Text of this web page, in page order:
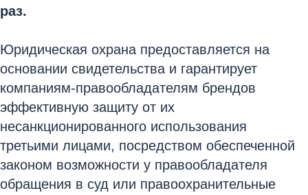
раз.
Юридическая охрана предоставляется на
основании свидетельства и гарантирует
компаниям-правообладателям брендов
эффективную защиту от их
несанкционированного использования
третьими лицами, посредством обеспеченной
законом возможности у правообладателя
обращения в суд или правоохранительные